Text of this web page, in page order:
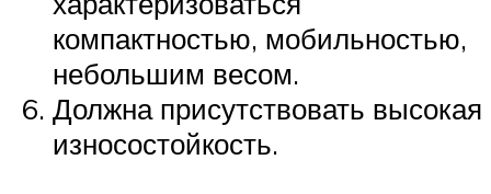
компактностью, мобильностью,
небольшим весом.
Должна присутствовать высокая
износостойкость.